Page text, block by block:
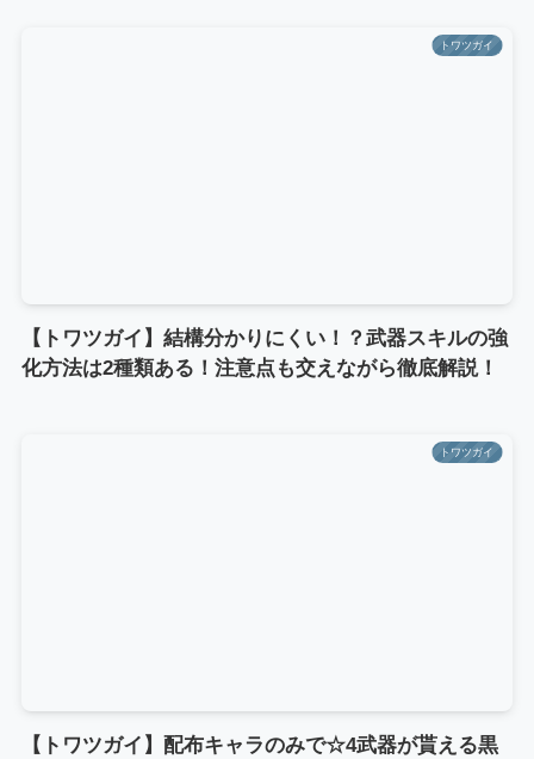
トワツガイ
【トワツガイ】結構分かりにくい！？武器スキルの強
化方法は2種類ある！注意点も交えながら徹底解説！
トワツガイ
【トワツガイ】配布キャラのみで☆4武器が貰える黒